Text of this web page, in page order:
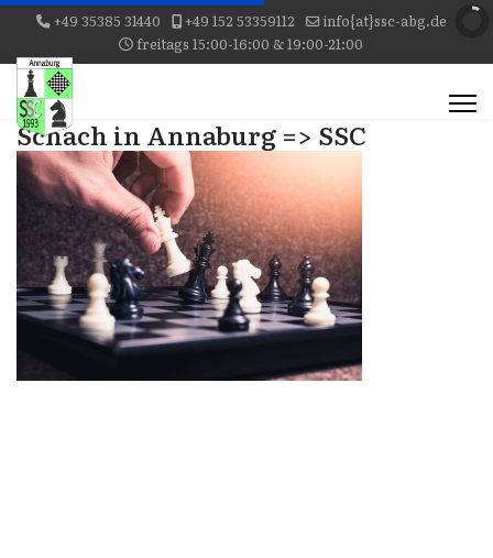
+49 35385 31440 +49 152 53359112
info{at}ssc-abg.de
freitags 15:00-16:00 & 19:00-21:00
Schach in Annaburg => SSC